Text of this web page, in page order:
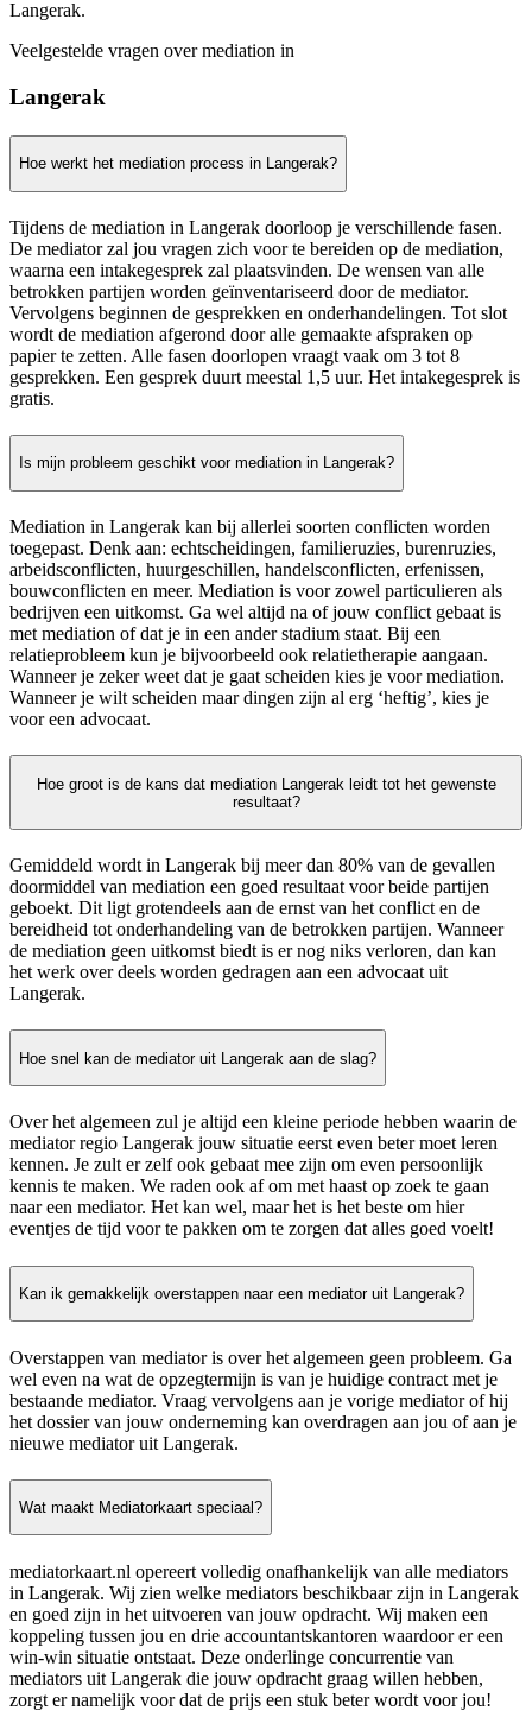
Langerak.
Veelgestelde vragen over mediation in
Langerak
Hoe werkt het mediation process in Langerak?
Tijdens de mediation in Langerak doorloop je verschillende fasen.
De mediator zal jou vragen zich voor te bereiden op de mediation,
waarna een intakegesprek zal plaatsvinden. De wensen van alle
betrokken partijen worden geïnventariseerd door de mediator.
Vervolgens beginnen de gesprekken en onderhandelingen. Tot slot
wordt de mediation afgerond door alle gemaakte afspraken op
papier te zetten. Alle fasen doorlopen vraagt vaak om 3 tot 8
gesprekken. Een gesprek duurt meestal 1,5 uur. Het intakegesprek is
gratis.
Is mijn probleem geschikt voor mediation in Langerak?
Mediation in Langerak kan bij allerlei soorten conflicten worden
toegepast. Denk aan: echtscheidingen, familieruzies, burenruzies,
arbeidsconflicten, huurgeschillen, handelsconflicten, erfenissen,
bouwconflicten en meer. Mediation is voor zowel particulieren als
bedrijven een uitkomst. Ga wel altijd na of jouw conflict gebaat is
met mediation of dat je in een ander stadium staat. Bij een
relatieprobleem kun je bijvoorbeeld ook relatietherapie aangaan.
Wanneer je zeker weet dat je gaat scheiden kies je voor mediation.
Wanneer je wilt scheiden maar dingen zijn al erg ‘heftig’, kies je
voor een advocaat.
Hoe groot is de kans dat mediation Langerak leidt tot het gewenste
resultaat?
Gemiddeld wordt in Langerak bij meer dan 80% van de gevallen
doormiddel van mediation een goed resultaat voor beide partijen
geboekt. Dit ligt grotendeels aan de ernst van het conflict en de
bereidheid tot onderhandeling van de betrokken partijen. Wanneer
de mediation geen uitkomst biedt is er nog niks verloren, dan kan
het werk over deels worden gedragen aan een advocaat uit
Langerak.
Hoe snel kan de mediator uit Langerak aan de slag?
Over het algemeen zul je altijd een kleine periode hebben waarin de
mediator regio Langerak jouw situatie eerst even beter moet leren
kennen. Je zult er zelf ook gebaat mee zijn om even persoonlijk
kennis te maken. We raden ook af om met haast op zoek te gaan
naar een mediator. Het kan wel, maar het is het beste om hier
eventjes de tijd voor te pakken om te zorgen dat alles goed voelt!
Kan ik gemakkelijk overstappen naar een mediator uit Langerak?
Overstappen van mediator is over het algemeen geen probleem. Ga
wel even na wat de opzegtermijn is van je huidige contract met je
bestaande mediator. Vraag vervolgens aan je vorige mediator of hij
het dossier van jouw onderneming kan overdragen aan jou of aan je
nieuwe mediator uit Langerak.
Wat maakt Mediatorkaart speciaal?
mediatorkaart.nl opereert volledig onafhankelijk van alle mediators
in Langerak. Wij zien welke mediators beschikbaar zijn in Langerak
en goed zijn in het uitvoeren van jouw opdracht. Wij maken een
koppeling tussen jou en drie accountantskantoren waardoor er een
win-win situatie ontstaat. Deze onderlinge concurrentie van
mediators uit Langerak die jouw opdracht graag willen hebben,
zorgt er namelijk voor dat de prijs een stuk beter wordt voor jou!